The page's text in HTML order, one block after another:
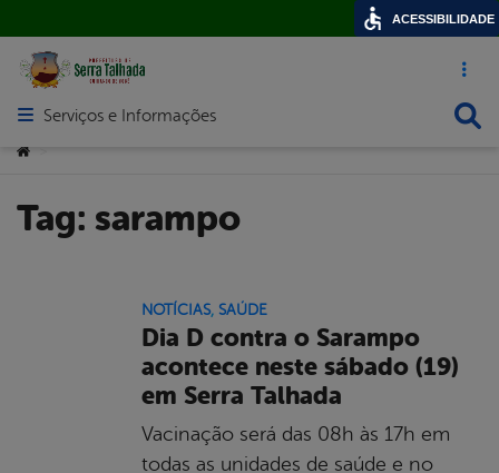
Acesso
Abrir menu principal de navegação
Serviços e Informações
Você está aqui:
Tag: sarampo
NOTÍCIAS, SAÚDE
Dia D contra o Sarampo
acontece neste sábado (19)
em Serra Talhada
Vacinação será das 08h às 17h em
todas as unidades de saúde e no
ACESSIBILIDADE